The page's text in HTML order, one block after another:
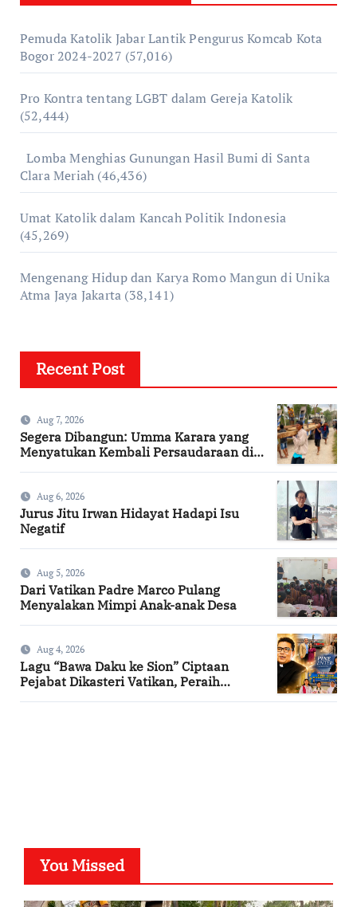
Pemuda Katolik Jabar Lantik Pengurus Komcab Kota
Bogor 2024-2027 (57,016)
Pro Kontra tentang LGBT dalam Gereja Katolik
(52,444)
Lomba Menghias Gunungan Hasil Bumi di Santa
Clara Meriah (46,436)
Umat Katolik dalam Kancah Politik Indonesia
(45,269)
Mengenang Hidup dan Karya Romo Mangun di Unika
Atma Jaya Jakarta (38,141)
Recent Post
Aug 7, 2026
Segera Dibangun: Umma Karara yang
Menyatukan Kembali Persaudaraan di
Aug 6, 2026
Jurus Jitu Irwan Hidayat Hadapi Isu
Negatif
Aug 5, 2026
Dari Vatikan Padre Marco Pulang
Menyalakan Mimpi Anak-anak Desa
Aug 4, 2026
Lagu “Bawa Daku ke Sion” Ciptaan
Pejabat Dikasteri Vatikan, Peraih
You Missed